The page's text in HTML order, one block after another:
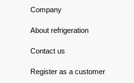
Company
About refrigeration
Contact us
Register as a customer